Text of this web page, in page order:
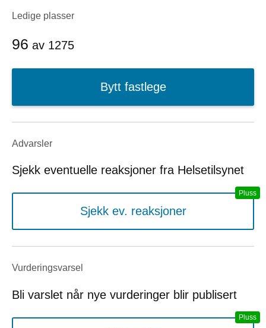
Ledige plasser
96 av 1275
Bytt fastlege
Advarsler
Sjekk eventuelle reaksjoner fra Helsetilsynet
Sjekk ev. reaksjoner
Vurderings­varsel
Bli varslet når nye vurderinger blir publisert